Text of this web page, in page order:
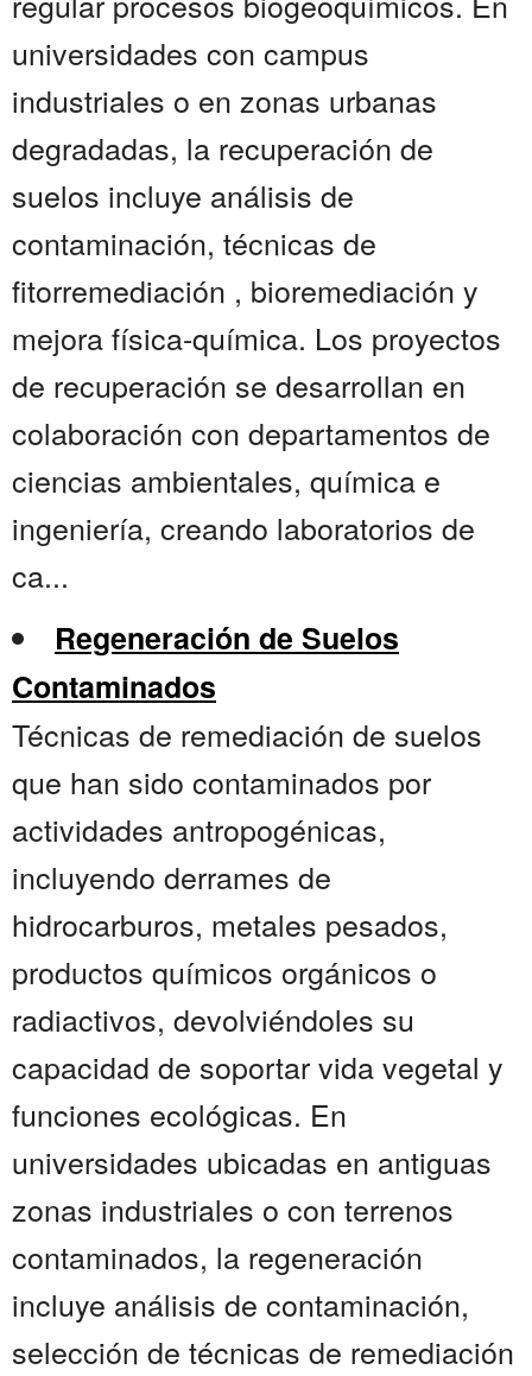
universidades con campus
industriales o en zonas urbanas
degradadas, la recuperación de
suelos incluye análisis de
contaminación, técnicas de
fitorremediación , bioremediación y
mejora física-química. Los proyectos
de recuperación se desarrollan en
colaboración con departamentos de
ciencias ambientales, química e
ingeniería, creando laboratorios de
ca...
Regeneración de Suelos
Contaminados
Técnicas de remediación de suelos
que han sido contaminados por
actividades antropogénicas,
incluyendo derrames de
hidrocarburos, metales pesados,
productos químicos orgánicos o
radiactivos, devolviéndoles su
capacidad de soportar vida vegetal y
funciones ecológicas. En
universidades ubicadas en antiguas
zonas industriales o con terrenos
contaminados, la regeneración
incluye análisis de contaminación,
selección de técnicas de remediación